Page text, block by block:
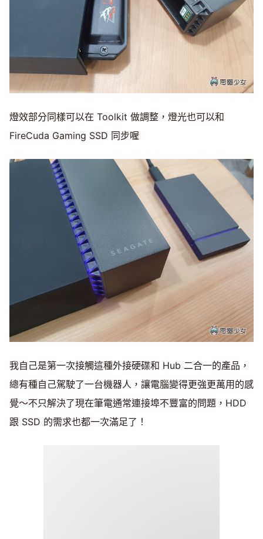
燈效部分同樣可以在 Toolkit 做調整，燈光也可以和
FireCuda Gaming SSD 同步喔
我自己是第一次接觸這種外接硬碟和 Hub 二合一的產品，
總有種自己駕駛了一台機器人，讓電腦變得更強更萬用的感
覺～不只解決了現在筆電通常連接埠不豐富的問題，HDD
跟 SSD 的需求也都一次滿足了！